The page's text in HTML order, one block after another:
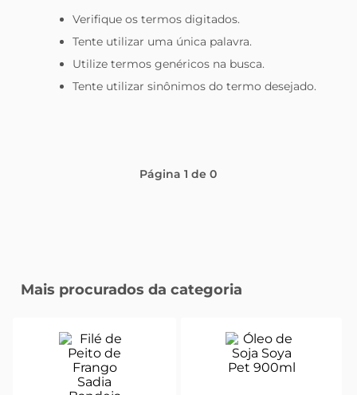
Verifique os termos digitados.
Tente utilizar uma única palavra.
Utilize termos genéricos na busca.
Tente utilizar sinônimos do termo desejado.
Página1 de0
Mais procurados da categoria